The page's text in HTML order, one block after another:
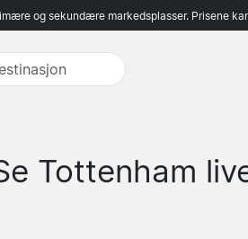
og sekundære markedsplasser. Prisene
Tottenham